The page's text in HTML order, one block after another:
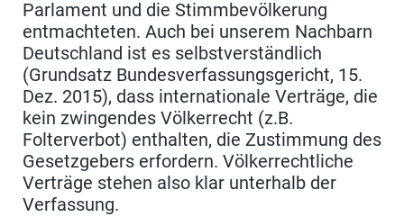
Parlament und die Stimmbevölkerung
entmachteten. Auch bei unserem Nachbarn
Deutschland ist es selbstverständlich
(Grundsatz Bundesverfassungsgericht, 15.
Dez. 2015), dass internationale Verträge, die
kein zwingendes Völkerrecht (z.B.
Folterverbot) enthalten, die Zustimmung des
Gesetzgebers erfordern. Völkerrechtliche
Verträge stehen also klar unterhalb der
Verfassung.